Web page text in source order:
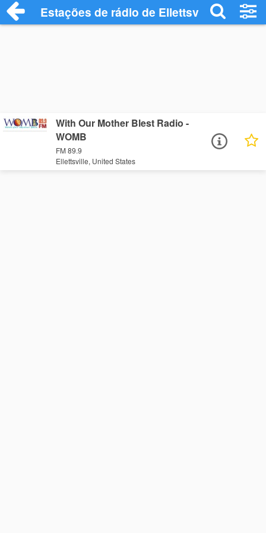
Estações de rádio de Ellettsville - Ouça
With Our Mother Blest Radio -
WOMB
FM 89.9
Ellettsville, United States